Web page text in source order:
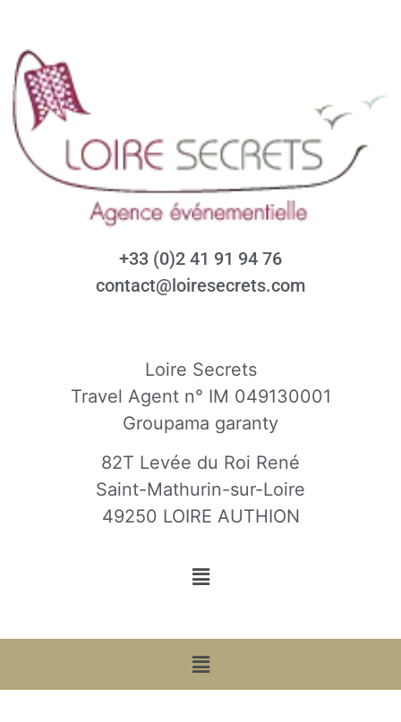
+33 (0)2 41 91 94 76
contact@loiresecrets.com
Loire Secrets
Travel Agent n° IM 049130001
Groupama garanty
82T Levée du Roi René
Saint-Mathurin-sur-Loire
49250 LOIRE AUTHION